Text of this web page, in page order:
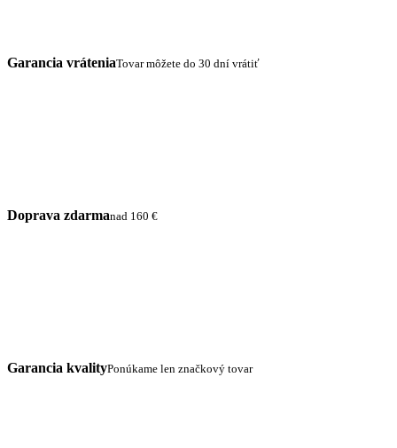
Garancia vráteniaTovar môžete do 30 dní vrátiť
Doprava zdarmanad 160 €
Garancia kvalityPonúkame len značkový tovar